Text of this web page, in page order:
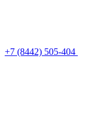
+7 (8442) 505-404